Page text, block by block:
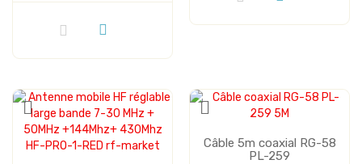
Câble 5m coaxial RG-58
PL-259